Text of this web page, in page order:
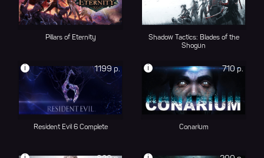
Pillars of Eternity
Shadow Tactics: Blades of the
Shogun
1199 р.
i
Resident Evil 6 Complete
710 р.
i
Conarium